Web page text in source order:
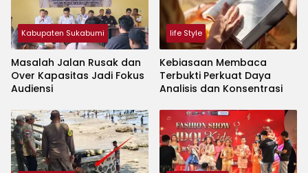
Kabupaten Sukabumi
Masalah Jalan Rusak dan
Over Kapasitas Jadi Fokus
Audiensi
life Style
Kebiasaan Membaca
Terbukti Perkuat Daya
Analisis dan Konsentrasi